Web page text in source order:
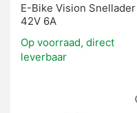
E-Bike Vision Snellader
42V 6A
Op voorraad, direct
leverbaar